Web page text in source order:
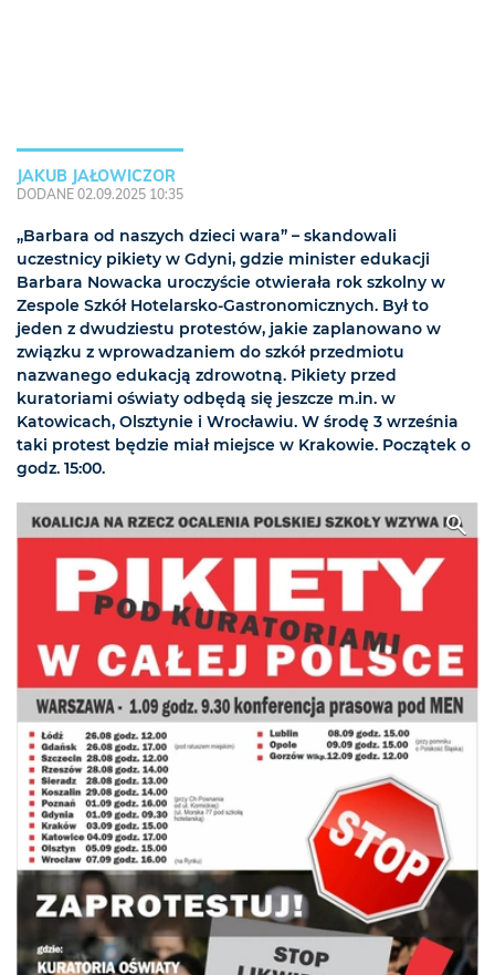
JAKUB JAŁOWICZOR
DODANE 02.09.2025 10:35
„Barbara od naszych dzieci wara” – skandowali
uczestnicy pikiety w Gdyni, gdzie minister edukacji
Barbara Nowacka uroczyście otwierała rok szkolny w
Zespole Szkół Hotelarsko-Gastronomicznych. Był to
jeden z dwudziestu protestów, jakie zaplanowano w
związku z wprowadzaniem do szkół przedmiotu
nazwanego edukacją zdrowotną. Pikiety przed
kuratoriami oświaty odbędą się jeszcze m.in. w
Katowicach, Olsztynie i Wrocławiu. W środę 3 września
taki protest będzie miał miejsce w Krakowie. Początek o
godz. 15:00.